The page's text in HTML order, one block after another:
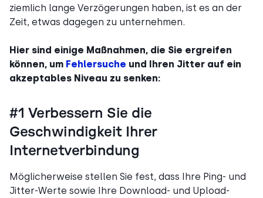
ziemlich lange Verzögerungen haben, ist es an der
Zeit, etwas dagegen zu unternehmen.
Hier sind einige Maßnahmen, die Sie ergreifen
können, um Fehlersuche und Ihren Jitter auf ein
akzeptables Niveau zu senken:
#1 Verbessern Sie die
Geschwindigkeit Ihrer
Internetverbindung
Möglicherweise stellen Sie fest, dass Ihre Ping- und
Jitter-Werte sowie Ihre Download- und Upload-